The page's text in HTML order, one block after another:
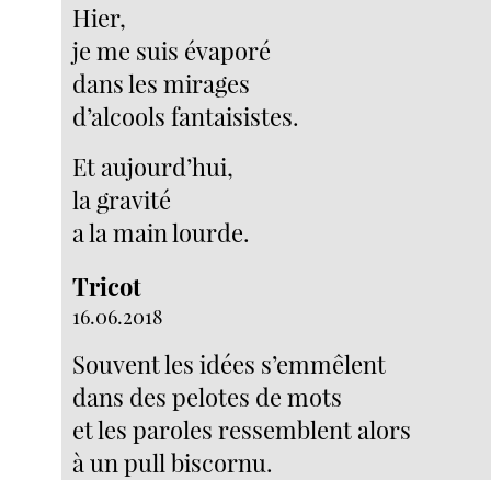
Hier,
je me suis évaporé
dans les mirages
d’alcools fantaisistes.
Et aujourd’hui,
la gravité
a la main lourde.
Tricot
16.06.2018
Souvent les idées s’emmêlent
dans des pelotes de mots
et les paroles ressemblent alors
à un pull biscornu.